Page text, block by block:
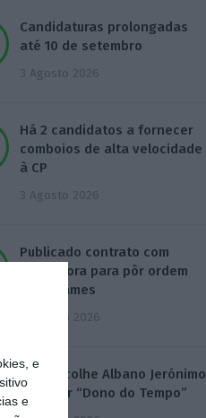
e
e
Candidaturas prolongadas
até 10 de setembro
3 Agosto 2026
Há 2 candidatos a fornecer
comboios de alta velocidade
à CP
3 Agosto 2026
Publicado contrato com
consultora para pôr ordem
nos exames
4 Agosto 2026
TML escolhe Albano Jerónimo
para ser “Dono do Tempo”